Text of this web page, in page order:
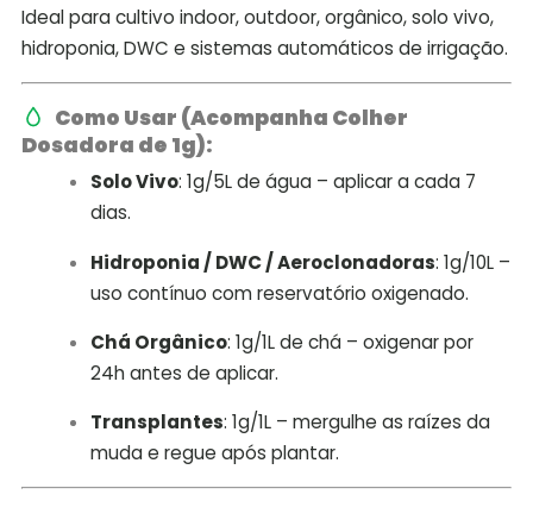
Ideal para cultivo indoor, outdoor, orgânico, solo vivo,
hidroponia, DWC e sistemas automáticos de irrigação.
Como Usar (Acompanha Colher
Dosadora de 1g):
Solo Vivo: 1g/5L de água – aplicar a cada 7
dias.
Hidroponia / DWC / Aeroclonadoras: 1g/10L –
uso contínuo com reservatório oxigenado.
Chá Orgânico: 1g/1L de chá – oxigenar por
24h antes de aplicar.
Transplantes: 1g/1L – mergulhe as raízes da
muda e regue após plantar.